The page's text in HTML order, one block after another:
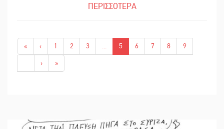
ΠΕΡΙΣΣΟΤΕΡΑ
« ‹ 1 2 3 ... 5 6 7 8
9
...
› »